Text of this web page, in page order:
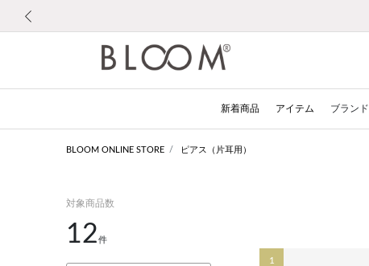
新着商品 アイテム ブランド
BLOOM ONLINE STORE ピアス（片耳用）
対象商品数
12件
1